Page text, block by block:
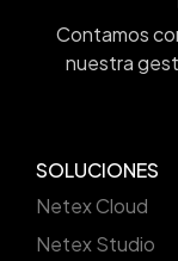
SOLUCIONES
Netex Cloud
Netex Studio
Contamos
nuestra